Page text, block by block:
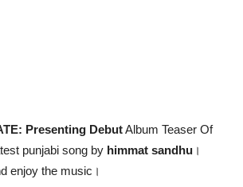
Presenting DebutAlbum Teaser Of
punjabi song by himmat sandhu ।
enjoy the music।